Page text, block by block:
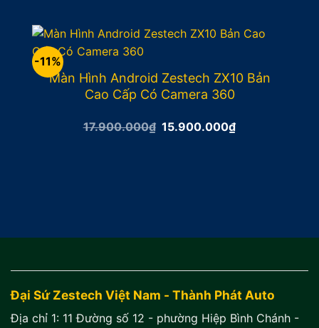
14.900.000₫.
13.900.000₫.
-11%
Màn Hình Android Zestech ZX10 Bản
Cao Cấp Có Camera 360
17.900.000₫ Giá
15.900.000₫Giá
Đại Sứ Zestech Việt Nam - Thành Phát Auto
Địa chỉ 1: 11 Đường số 12 - phường Hiệp Bình Chánh -